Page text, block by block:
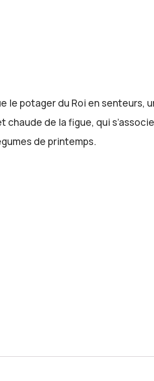
le potager du Roi en senteurs,
chaude de la figue, qui
de printemps.